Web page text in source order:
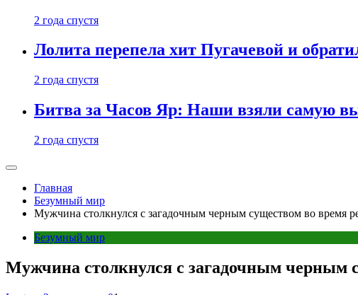
2 года спустя
Лолита перепела хит Пугачевой и
2 года спустя
Битва за Часов Яр: Наши взяли самую
2 года спустя
Главная
Безумный мир
Мужчина столкнулся с загадочным черным существом во время
Безумный мир
Мужчина столкнулся с загадочным черным